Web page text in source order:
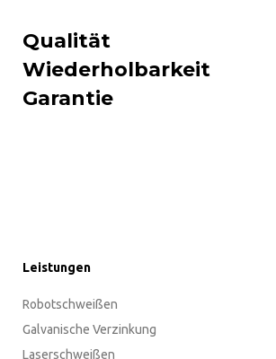
Qualität
Wiederholbarkeit
Garantie
Leistungen
Robotschweißen
Galvanische Verzinkung
Laserschweißen